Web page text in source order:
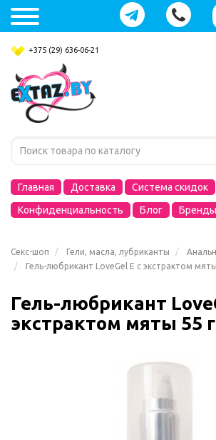
+375 (29) 636-06-21
Главная Доставка Система скидок
Конфиденциальность
Блог Бренды
Секс-шоп Гели, масла, лубриканты
Гель-любрикант LoveGel E с экстрактом
Гель-любрикант
экстрактом мяты 55